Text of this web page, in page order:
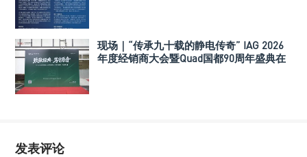
现场｜“传承九十载的静电传奇” IAG 2026
年度经销商大会暨Quad国都90周年盛典在
发表评论